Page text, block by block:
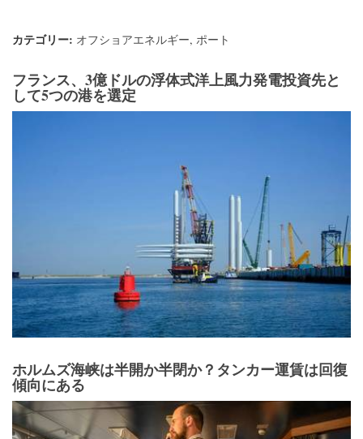
カテゴリー: オフショアエネルギー, ポート
フランス、3億ドルの浮体式洋上風力発電投資先と
して5つの港を選定
ホルムズ海峡は半開か半閉か？タンカー運賃は回復
傾向にある